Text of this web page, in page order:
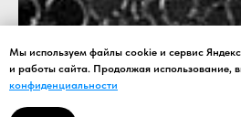
Мы используем файлы cookie и сервис
и работы сайта. Продолжая использование,
конфиденциальности